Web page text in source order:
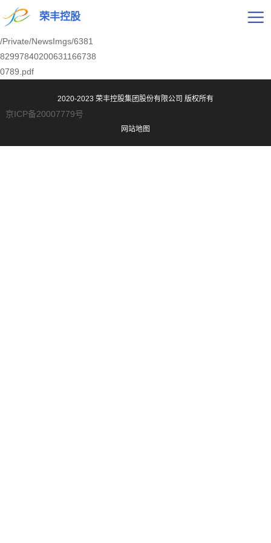
荣丰控股
/Private/NewsImgs/6381
82997840200631166738
0789.pdf
2020-2023 荣丰控股集团股份有限公司 版权所有
京ICP备20007779号
网站地图